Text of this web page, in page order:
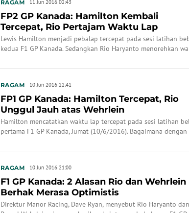
RAGAM 11 Jun 2016 02:43
FP2 GP Kanada: Hamilton Kembali
Tercepat, Rio Pertajam Waktu Lap
Lewis Hamilton menjadi pebalap tercepat pada sesi latihan
kedua F1 GP Kanada. Sedangkan Rio Haryanto menorehkan
RAGAM 10 Jun 2016 22:41
FP1 GP Kanada: Hamilton Tercepat, Rio
Unggul Jauh atas Wehrlein
Hamilton mencatatkan waktu lap tercepat pada sesi latihan
pertama F1 GP Kanada, Jumat (10/6/2016). Bagaimana dengan
RAGAM 10 Jun 2016 21:00
F1 GP Kanada: 2 Alasan Rio dan Wehrlein
Berhak Merasa Optimistis
Direktur Manor Racing, Dave Ryan, menyebut Rio Haryanto dan